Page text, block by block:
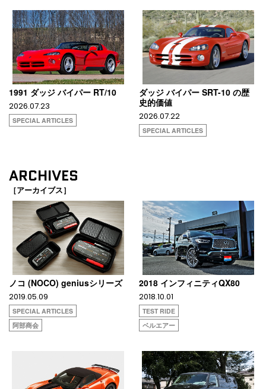
1991 ダッジ バイパー RT/10
2026.07.23
SPECIAL ARTICLES
ダッジ バイパー SRT-10 の歴
史的価値
2026.07.22
SPECIAL ARTICLES
ARCHIVES
［アーカイブス］
ノコ (NOCO) geniusシリーズ
2019.05.09
SPECIAL ARTICLES
阿部商会
2018 インフィニティQX80
2018.10.01
TEST RIDE
ベルエアー